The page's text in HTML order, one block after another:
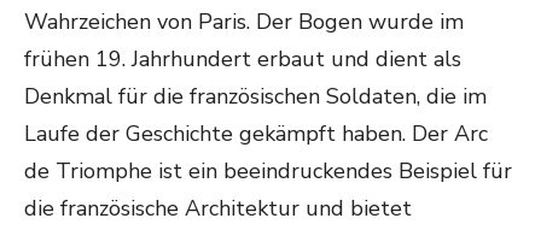
Wahrzeichen von Paris. Der Bogen wurde im
frühen 19. Jahrhundert erbaut und dient als
Denkmal für die französischen Soldaten, die im
Laufe der Geschichte gekämpft haben. Der Arc
de Triomphe ist ein beeindruckendes Beispiel für
die französische Architektur und bietet